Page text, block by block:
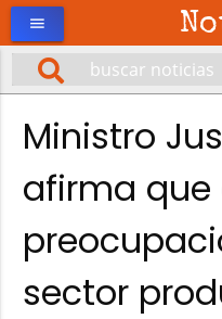
menu
Ministro
afirma que
sector